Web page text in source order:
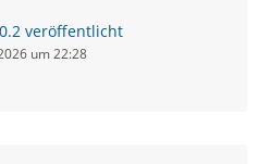
veröffentlicht
um 22:28